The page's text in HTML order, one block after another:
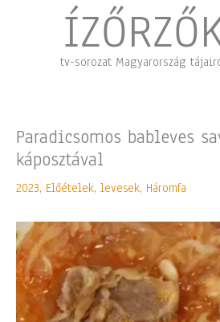
tv-sorozat Magyarország
Paradicsomos bableves
káposztával
2023, Előételek, levesek, Háromfa